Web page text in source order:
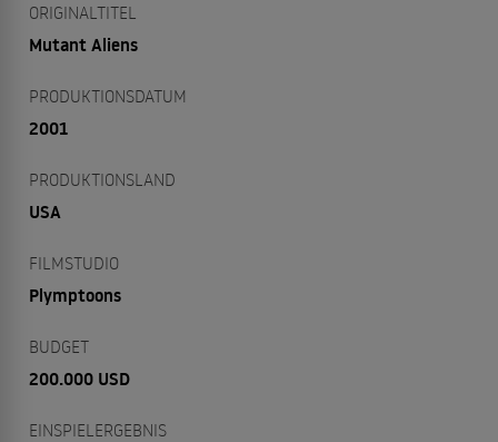
ORIGINALTITEL
Mutant Aliens
PRODUKTIONSDATUM
2001
PRODUKTIONSLAND
USA
FILMSTUDIO
Plymptoons
BUDGET
200.000 USD
EINSPIELERGEBNIS